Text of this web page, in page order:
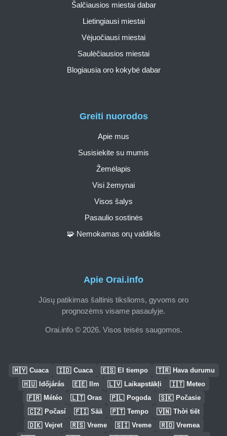
Apie Orai.info
Jūsų patikimas šaltinis tikslioms, gyvoms oro
prognozėms visame pasaulyje.
Orai.info © 2026. Visos teisės saugomos.
Greiti nuorodos
Apie mus
Susisiekite su mumis
Žemėlapis
Visi žemynai
Visos šalys
Pasaulio sostinės
🧩 Nemokamas orų valdiklis
Šalčiausios miestai dabar
Lietingiausi miestai
Vėjuočiausi miestai
Saulėčiausios miestai
Blogiausia oro kokybė dabar
🇲🇾 Cuaca 🇮🇩 Cuaca 🇪🇸 El tiempo 🇹🇷 Hava durumu
🇭🇺 Időjárás 🇪🇪 Ilm 🇱🇻 Laikapstākļi 🇮🇹 Meteo
🇫🇷 Météo 🇱🇹 Oras 🇵🇱 Pogoda 🇸🇰 Počasie
🇨🇿 Počasí 🇫🇮 Sää 🇵🇹 Tempo 🇻🇳 Thời tiết
🇩🇰 Vejret 🇷🇸 Vreme 🇸🇮 Vreme 🇷🇴 Vremea